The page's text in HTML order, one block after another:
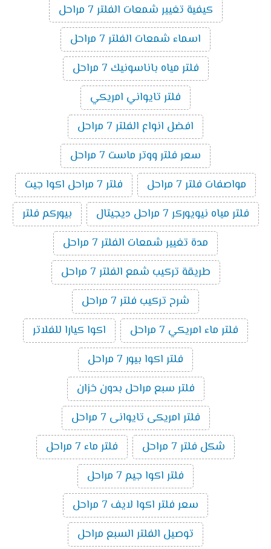
كيفية تغيير شمعات الفلتر 7 مراحل
اسماء شمعات الفلتر 7 مراحل
فلتر مياه باناسونيك 7 مراحل
فلتر تايواني امريكي
افضل انواع الفلتر 7 مراحل
سعر فلتر ووتر ماست 7 مراحل
مواصفات فلتر 7 مراحل
فلتر 7 مراحل اكوا جيت
فلتر مياه نيويوركر 7 مراحل ديجيتال
بيوركم فلتر
مدة تغيير شمعات الفلتر 7 مراحل
طريقة تركيب شمع الفلتر 7 مراحل
شرح تركيب فلتر 7 مراحل
فلتر ماء امريكي 7 مراحل
اكوا كيارا للفلاتر
فلتر اكوا بيور 7 مراحل
فلتر سبع مراحل بدون خزان
فلتر امريكى تايوانى 7 مراحل
شكل فلتر 7 مراحل
فلتر ماء 7 مراحل
فلتر اكوا جيم 7 مراحل
سعر فلتر اكوا لايف 7 مراحل
توصيل الفلتر السبع مراحل